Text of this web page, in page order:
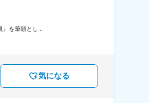
を筆頭とし...
気になる